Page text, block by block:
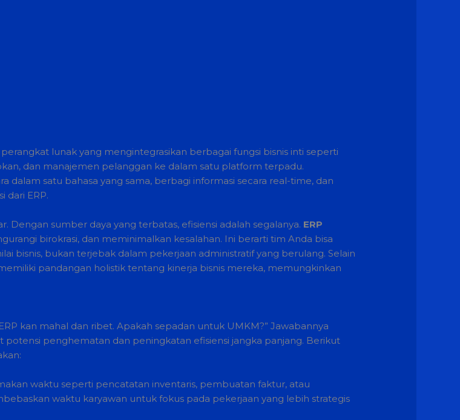
perangkat lunak yang mengintegrasikan berbagai fungsi bisnis inti seperti
dan manajemen pelanggan ke dalam satu platform terpadu.
dalam satu bahasa yang sama, berbagi informasi secara real-time, dan
dari ERP.
Dengan sumber daya yang terbatas, efisiensi adalah segalanya. ERP
birokrasi, dan meminimalkan kesalahan. Ini berarti tim Anda bisa
bisnis, bukan terjebak dalam pekerjaan administratif yang berulang. Selain
pandangan holistik tentang kinerja bisnis mereka, memungkinkan
kan mahal dan ribet. Apakah sepadan untuk UMKM?” Jawabannya
potensi penghematan dan peningkatan efisiensi jangka panjang. Berikut
waktu seperti pencatatan inventaris, pembuatan faktur, atau
waktu karyawan untuk fokus pada pekerjaan yang lebih strategis